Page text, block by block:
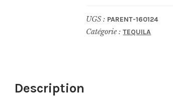
Reposado
UGS : PARENT-160124
Catégorie :TEQUILA
Description